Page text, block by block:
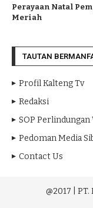
Perayaan Natal
Meriah
TAUTAN
Profil Kalteng Tv
Redaksi
SOP Perlindungan
Pedoman Media
Contact Us
@2017 | PT.